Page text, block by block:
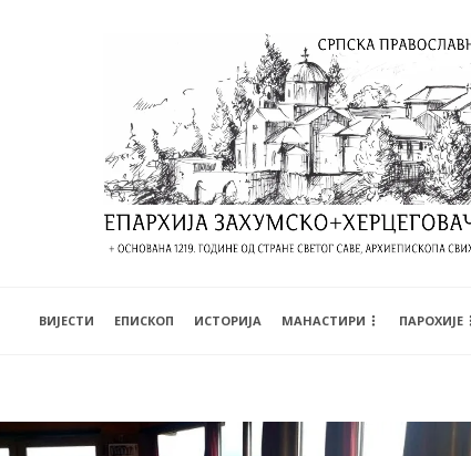
ВИЈЕСТИ EПИСКОП ИСТОРИЈА МАНАСТИРИ ПАРОХИЈЕ